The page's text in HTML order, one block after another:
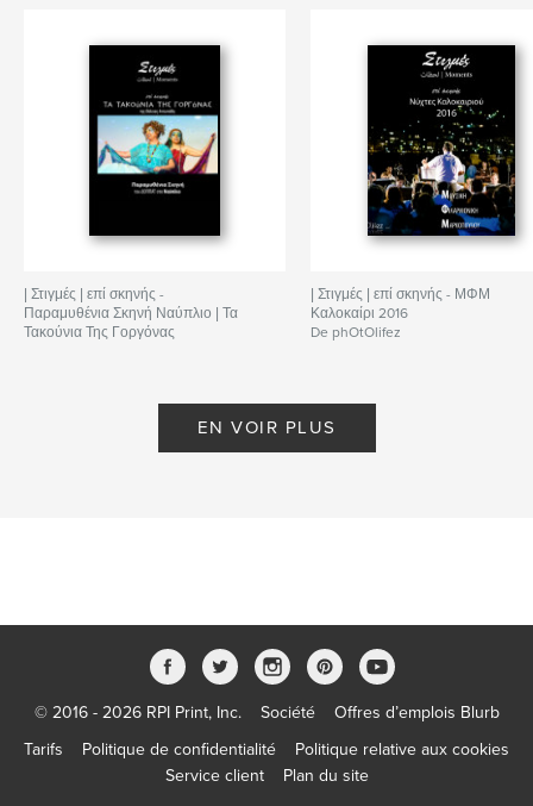
| Στιγμές | επί σκηνής -
Παραμυθένια Σκηνή Ναύπλιο | Τα
Τακούνια Της Γοργόνας
| Στιγμές | επί σκηνής - ΜΦΜ
Καλοκαίρι 2016
De phOtOlifez
EN VOIR PLUS
© 2016 - 2026 RPI Print, Inc. Société
Offres d’emplois Blurb
Tarifs
Politique de confidentialité
Politique relative aux cookies
Service client
Plan du site